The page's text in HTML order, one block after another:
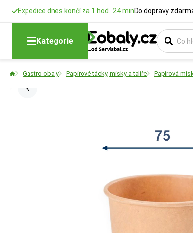
Expedice dnes končí za 1 hod. 24 minDo dopravy
Kategorie
Gastro obaly Papírové tácky, misky a talíře Papírová